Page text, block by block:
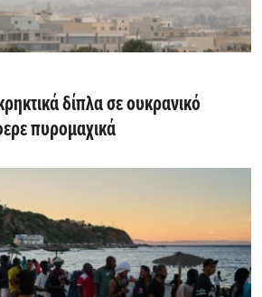
δίπλα σε ουκρανικό
πυρομαχικά